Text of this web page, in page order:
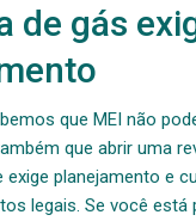
de gás
que MEI não
que abrir uma
exige planejamento e
legais. Se você está